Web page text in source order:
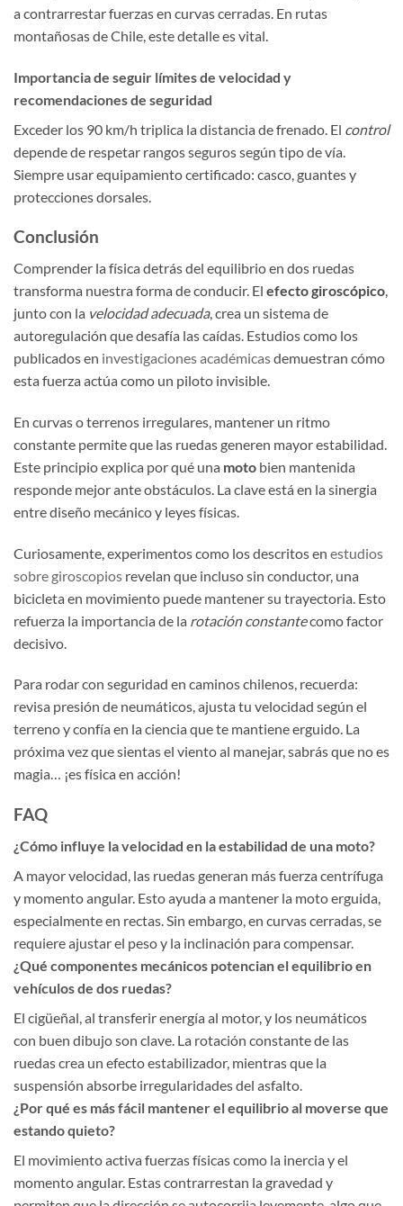
a contrarrestar fuerzas en curvas cerradas. En rutas
montañosas de Chile, este detalle es vital.
Importancia de seguir límites de velocidad y
recomendaciones de seguridad
Exceder los 90 km/h triplica la distancia de frenado. El control
depende de respetar rangos seguros según tipo de vía.
Siempre usar equipamiento certificado: casco, guantes y
protecciones dorsales.
Conclusión
Comprender la física detrás del equilibrio en dos ruedas
transforma nuestra forma de conducir. El efecto giroscópico,
junto con la velocidad adecuada, crea un sistema de
autoregulación que desafía las caídas. Estudios como los
publicados en investigaciones académicasdemuestran cómo
esta fuerza actúa como un piloto invisible.
En curvas o terrenos irregulares, mantener un ritmo
constante permite que las ruedas generen mayor estabilidad.
Este principio explica por qué una moto bien mantenida
responde mejor ante obstáculos. La clave está en la sinergia
entre diseño mecánico y leyes físicas.
Curiosamente, experimentos como los descritos en estudios
sobre giroscopios revelan que incluso sin conductor, una
bicicleta en movimiento puede mantener su trayectoria. Esto
refuerza la importancia de la rotación constantecomo factor
decisivo.
Para rodar con seguridad en caminos chilenos, recuerda:
revisa presión de neumáticos, ajusta tu velocidad según el
terreno y confía en la ciencia que te mantiene erguido. La
próxima vez que sientas el viento al manejar, sabrás que no es
magia… ¡es física en acción!
FAQ
¿Cómo influye la velocidad en la estabilidad de una moto?
A mayor velocidad, las ruedas generan más fuerza centrífuga
y momento angular. Esto ayuda a mantener la moto erguida,
especialmente en rectas. Sin embargo, en curvas cerradas, se
requiere ajustar el peso y la inclinación para compensar.
¿Qué componentes mecánicos potencian el equilibrio en
vehículos de dos ruedas?
El cigüeñal, al transferir energía al motor, y los neumáticos
con buen dibujo son clave. La rotación constante de las
ruedas crea un efecto estabilizador, mientras que la
suspensión absorbe irregularidades del asfalto.
¿Por qué es más fácil mantener el equilibrio al moverse que
estando quieto?
El movimiento activa fuerzas físicas como la inercia y el
momento angular. Estas contrarrestan la gravedad y